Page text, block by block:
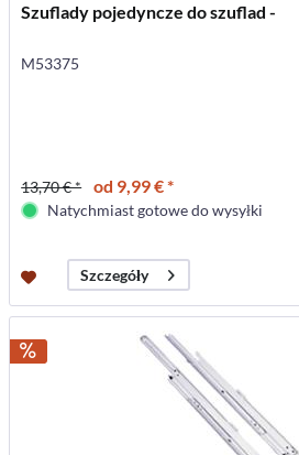
Szuflady pojedyncze do szuflad -
M53375
13,70 € * od 9,99 € *
Natychmiast gotowe do wysyłki
Szczegóły